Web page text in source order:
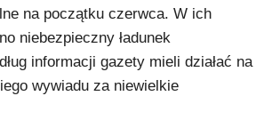
na początku czerwca. W ich
niebezpieczny ładunek
informacji gazety mieli działać na
wywiadu za niewielkie